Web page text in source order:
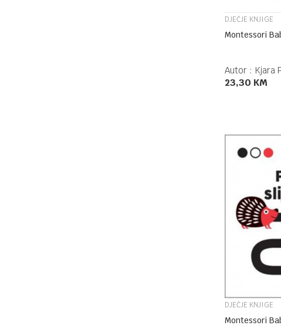
DJEČJE KNJIGE
Montessori
Autor : Kjara
23,30 KM
DJEČJE KNJIGE
Montessori